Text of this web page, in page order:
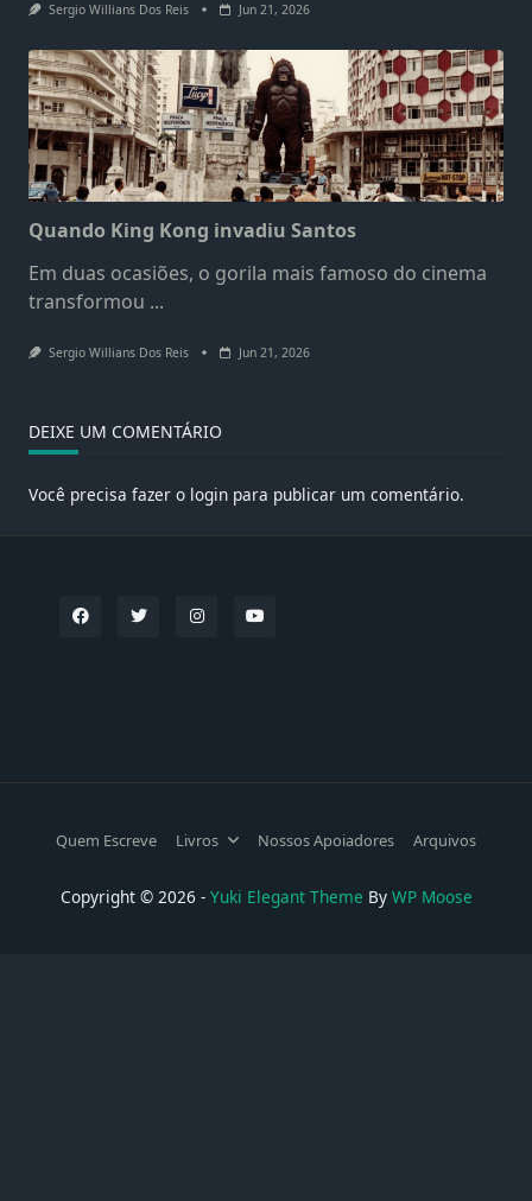
Sergio Willians Dos Reis Jun 21, 2026
Quando King Kong invadiu Santos
Em duas ocasiões, o gorila mais famoso do cinema
transformou ...
Sergio Willians Dos Reis Jun 21, 2026
DEIXE UM COMENTÁRIO
Você precisa fazer o login para publicar um comentário.
Quem Escreve Livros Nossos Apoiadores Arquivos
Copyright © 2026 - Yuki Elegant Theme By WP Moose